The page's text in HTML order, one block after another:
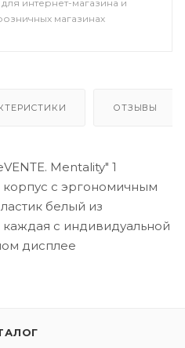
интернет-магазина и
магазинах
ОТЗЫВЫ
Mentality" 1
корпус с эргономичным
белый из
каждая с индивидуальной
дисплее